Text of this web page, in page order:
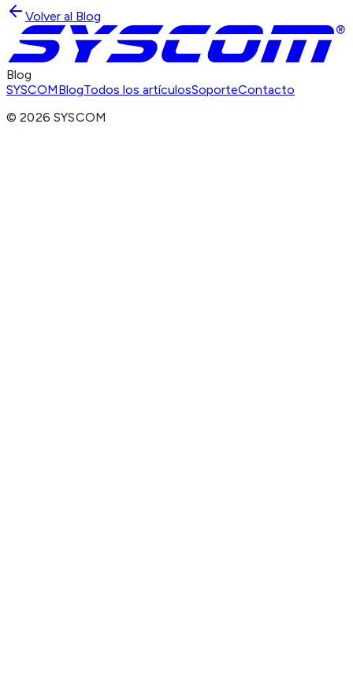
Volver al Blog
Blog
SYSCOMBlogTodos los artículosSoporteContacto
©2026 SYSCOM